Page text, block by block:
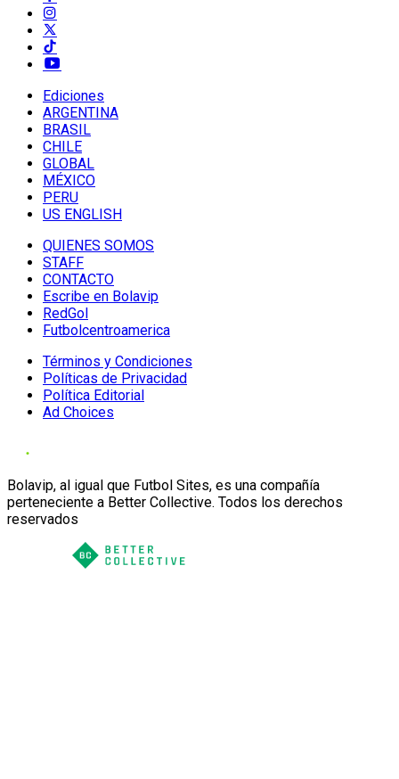
Ediciones
ARGENTINA
BRASIL
CHILE
GLOBAL
MÉXICO
PERU
US ENGLISH
QUIENES SOMOS
STAFF
CONTACTO
Escribe en Bolavip
RedGol
Futbolcentroamerica
Términos y Condiciones
Políticas de Privacidad
Política Editorial
Ad Choices
Bolavip, al igual que Futbol Sites, es una compañía
perteneciente a Better Collective. Todos los derechos
reservados